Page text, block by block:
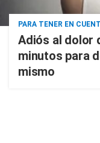
PARA TENER EN
Adiós al dolor
minutos para
mismo